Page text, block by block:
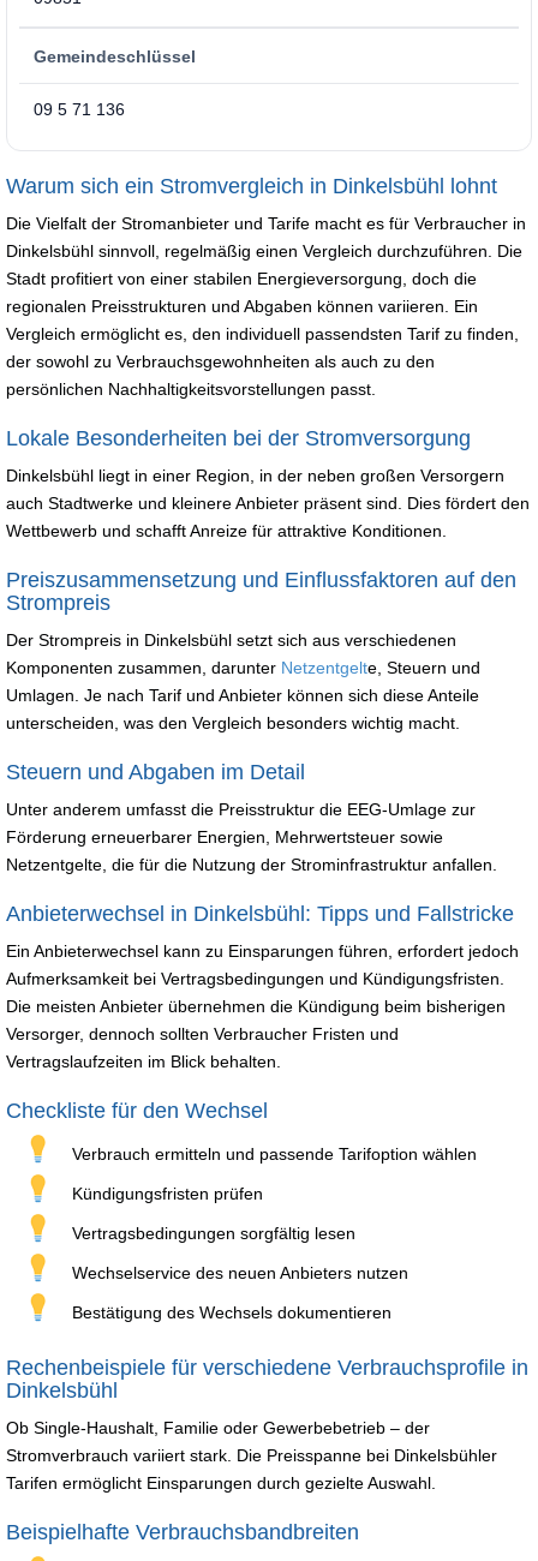
Gemeindeschlüssel
09 5 71 136
Warum sich ein Stromvergleich in Dinkelsbühl lohnt
Die Vielfalt der Stromanbieter und Tarife macht es für Verbraucher in
Dinkelsbühl sinnvoll, regelmäßig einen Vergleich durchzuführen. Die
Stadt profitiert von einer stabilen Energieversorgung, doch die
regionalen Preisstrukturen und Abgaben können variieren. Ein
Vergleich ermöglicht es, den individuell passendsten Tarif zu finden,
der sowohl zu Verbrauchsgewohnheiten als auch zu den
persönlichen Nachhaltigkeitsvorstellungen passt.
Lokale Besonderheiten bei der Stromversorgung
Dinkelsbühl liegt in einer Region, in der neben großen Versorgern
auch Stadtwerke und kleinere Anbieter präsent sind. Dies fördert den
Wettbewerb und schafft Anreize für attraktive Konditionen.
Preiszusammensetzung und Einflussfaktoren auf den
Strompreis
Der Strompreis in Dinkelsbühl setzt sich aus verschiedenen
Komponenten zusammen, darunter Netzentgelte, Steuern und
Umlagen. Je nach Tarif und Anbieter können sich diese Anteile
unterscheiden, was den Vergleich besonders wichtig macht.
Steuern und Abgaben im Detail
Unter anderem umfasst die Preisstruktur die EEG-Umlage zur
Förderung erneuerbarer Energien, Mehrwertsteuer sowie
Netzentgelte, die für die Nutzung der Strominfrastruktur anfallen.
Anbieterwechsel in Dinkelsbühl: Tipps und Fallstricke
Ein Anbieterwechsel kann zu Einsparungen führen, erfordert jedoch
Aufmerksamkeit bei Vertragsbedingungen und Kündigungsfristen.
Die meisten Anbieter übernehmen die Kündigung beim bisherigen
Versorger, dennoch sollten Verbraucher Fristen und
Vertragslaufzeiten im Blick behalten.
Checkliste für den Wechsel
Verbrauch ermitteln und passende Tarifoption wählen
Kündigungsfristen prüfen
Vertragsbedingungen sorgfältig lesen
Wechselservice des neuen Anbieters nutzen
Bestätigung des Wechsels dokumentieren
Rechenbeispiele für verschiedene Verbrauchsprofile in
Dinkelsbühl
Ob Single-Haushalt, Familie oder Gewerbebetrieb – der
Stromverbrauch variiert stark. Die Preisspanne bei Dinkelsbühler
Tarifen ermöglicht Einsparungen durch gezielte Auswahl.
Beispielhafte Verbrauchsbandbreiten